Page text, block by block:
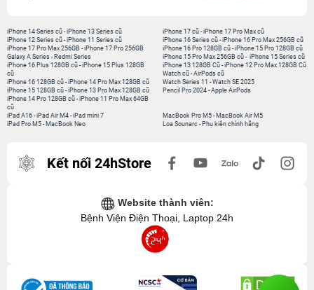
iPhone 14 Series cũ -iPhone 13 Series cũ
iPhone 12 Series cũ -iPhone 11 Series cũ
iPhone 17 Pro Max 256GB -iPhone 17 Pro 256GB
Galaxy A Series - Redmi Series
iPhone 17 cũ-iPhone 17 Pro Max cũ
iPhone 16 Series cũ- iPhone 16 Pro Max 256GB cũ
iPhone 16 Pro 128GB cũ-iPhone 15 Pro 128GB cũ
iPhone 15 Pro Max 256GB cũ- iPhone 15 Series cũ
iPhone 16 Plus 128GB cũ -iPhone 15 Plus 128GB
cũ
iPhone 16 128GB cũ -iPhone 14 Pro Max 128GB cũ
iPhone 15 128GB cũ -iPhone 13 Pro Max 128GB cũ
iPhone 14 Pro 128GB cũ -iPhone 11 Pro Max 64GB
cũ
iPhone 13 128GB Cũ-iPhone 12 Pro Max 128GB Cũ
Watch cũ-AirPods cũ
Watch Series 11 -Watch SE 2025
Pencil Pro 2024-Apple AirPods
iPad A16 -iPad Air M4 -iPad mini 7
iPad Pro M5 - MacBook Neo
MacBook Pro M5- MacBook Air M5
Loa Sounarc- Phụ kiện chính hãng
Kết nối 24hStore
Website thành viên:
Bệnh Viện Điện Thoại, Laptop 24h